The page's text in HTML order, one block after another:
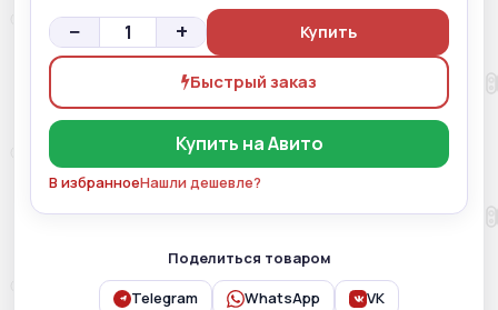
− + Купить
Быстрый заказ
Купить на Авито
В избранноеНашли дешевле?
Поделиться товаром
Telegram WhatsApp VK